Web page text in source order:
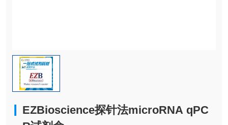
EZBioscience探针法microRNA qPC